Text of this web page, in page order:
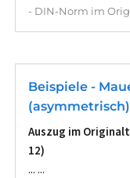
- DIN-Norm im
Beispiele -
(asymmetrisch)
Auszug im
12)
... ...